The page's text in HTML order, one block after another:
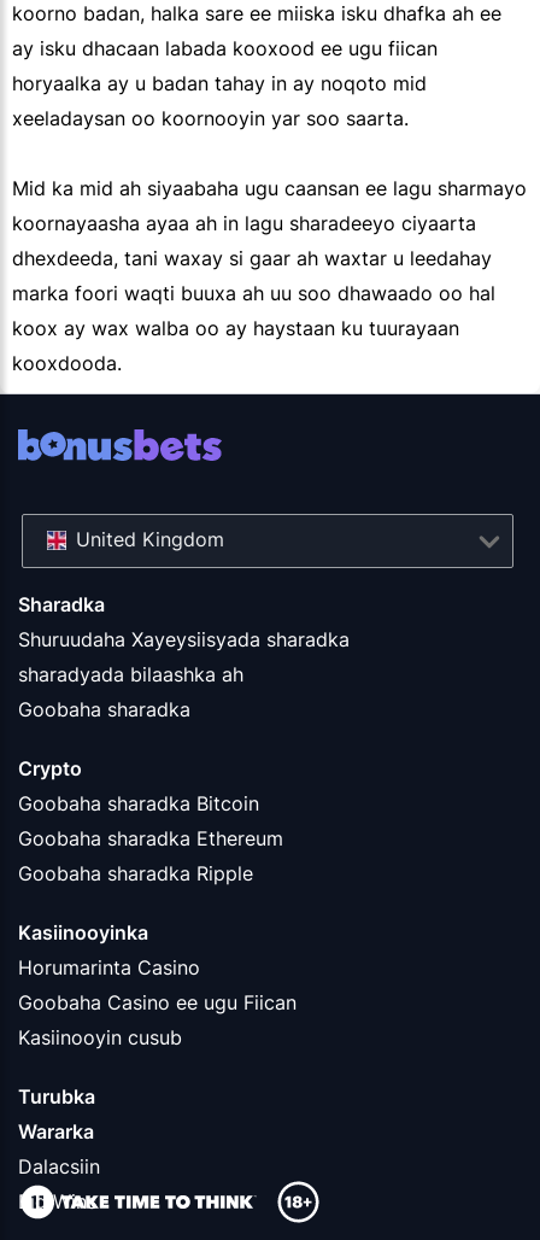
koorno badan, halka sare ee miiska isku dhafka ah ee
ay isku dhacaan labada kooxood ee ugu fiican
horyaalka ay u badan tahay in ay noqoto mid
xeeladaysan oo koornooyin yar soo saarta.
Mid ka mid ah siyaabaha ugu caansan ee lagu sharmayo
koornayaasha ayaa ah in lagu sharadeeyo ciyaarta
dhexdeeda, tani waxay si gaar ah waxtar u leedahay
marka foori waqti buuxa ah uu soo dhawaado oo hal
koox ay wax walba oo ay haystaan ku tuurayaan
kooxdooda.
Sharadka
Shuruudaha Xayeysiisyada sharadka
sharadyada bilaashka ah
Goobaha sharadka
Crypto
Goobaha sharadka Bitcoin
Goobaha sharadka Ethereum
Goobaha sharadka Ripple
Kasiinooyinka
Horumarinta Casino
Goobaha Casino ee ugu Fiican
Kasiinooyin cusub
Turubka
Wararka
Dalacsiin
Big Wins
United Kingdom